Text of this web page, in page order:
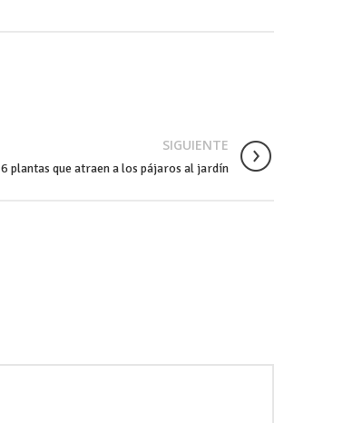
SIGUIENTE
6 plantas que atraen a los pájaros al jardín